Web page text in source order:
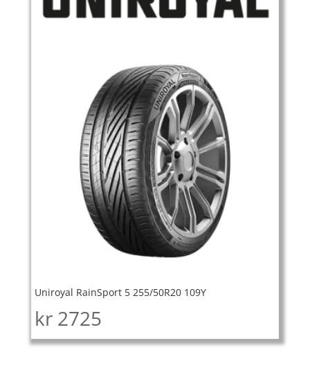
Uniroyal RainSport 5 255/50R20 109Y
kr 2725